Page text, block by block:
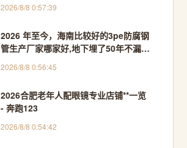
2026/8/8 0:57:39
2026 年至今，海南比较好的3pe防腐钢
管生产厂家哪家好,地下埋了50年不漏水
码？-全通管道 - 行业鉴选官
2026/8/8 0:56:45
2026合肥老年人配眼镜专业店铺**一览
- 奔跑123
2026/8/8 0:54:42